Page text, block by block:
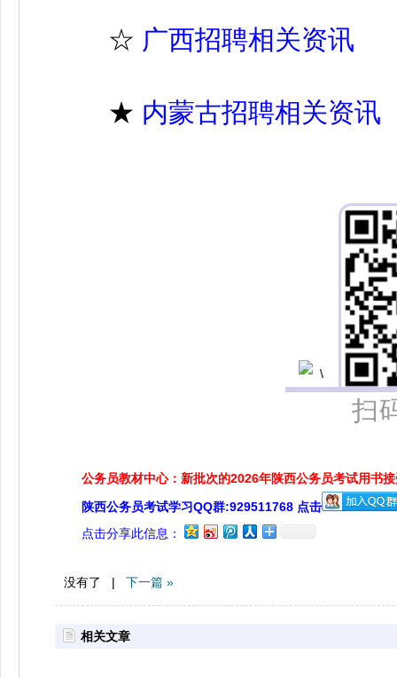
☆ 广西招聘相关资讯
★ 内蒙古招聘相关资讯
扫
公务员教材中心：新批次的2026年陕西公务员考试用书
陕西公务员考试学习QQ群:929511768 点击
点击分享此信息：
没有了 | 下一篇 »
相关文章